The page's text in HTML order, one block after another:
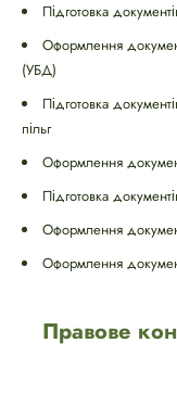
Підготовка
Оформлення
(УБД)
Підготовка
пільг
Оформлення
Підготовка
Оформлення
Оформлення
Правове